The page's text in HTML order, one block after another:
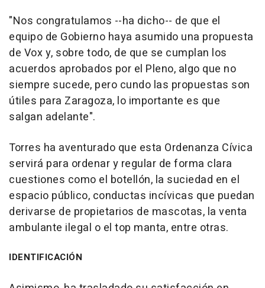
"Nos congratulamos --ha dicho-- de que el
equipo de Gobierno haya asumido una propuesta
de Vox y, sobre todo, de que se cumplan los
acuerdos aprobados por el Pleno, algo que no
siempre sucede, pero cundo las propuestas son
útiles para Zaragoza, lo importante es que
salgan adelante".
Torres ha aventurado que esta Ordenanza Cívica
servirá para ordenar y regular de forma clara
cuestiones como el botellón, la suciedad en el
espacio público, conductas incívicas que puedan
derivarse de propietarios de mascotas, la venta
ambulante ilegal o el top manta, entre otras.
IDENTIFICACIÓN